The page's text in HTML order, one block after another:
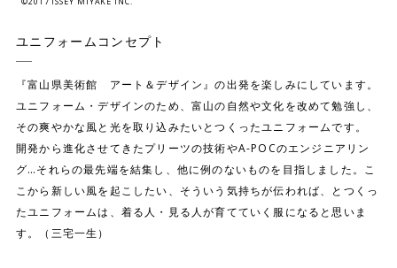
ユニフォームコンセプト
『富山県美術館 アート＆デザイン』の出発を楽しみにしています。
ユニフォーム・デザインのため、富山の自然や文化を改めて勉強し、
その爽やかな風と光を取り込みたいとつくったユニフォームです。
開発から進化させてきたプリーツの技術やA-POCのエンジニアリン
グ…それらの最先端を結集し、他に例のないものを目指しました。こ
こから新しい風を起こしたい、そういう気持ちが伝われば、とつくっ
たユニフォームは、着る人・見る人が育てていく服になると思いま
す。（三宅一生）